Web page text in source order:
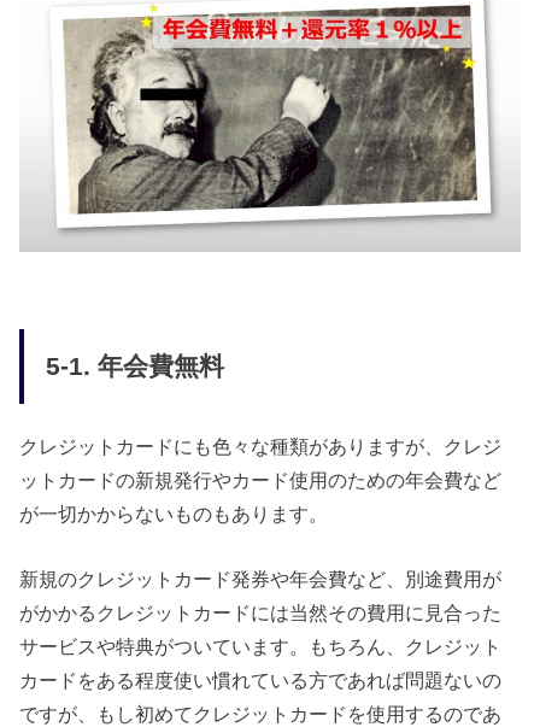
5-1. 年会費無料
クレジットカードにも色々な種類がありますが、クレジ
ットカードの新規発行やカード使用のための年会費など
が一切かからないものもあります。
新規のクレジットカード発券や年会費など、別途費用が
がかかるクレジットカードには当然その費用に見合った
サービスや特典がついています。もちろん、クレジット
カードをある程度使い慣れている方であれば問題ないの
ですが、もし初めてクレジットカードを使用するのであ